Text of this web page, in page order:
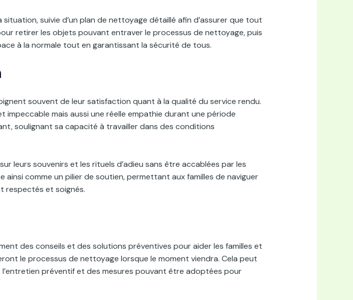
suivie d’un plan de nettoyage détaillé afin d’assurer que tout
retirer les objets pouvant entraver le processus de nettoyage, puis
à la normale tout en garantissant la sécurité de tous.
souvent de leur satisfaction quant à la qualité du service rendu.
mais aussi une réelle empathie durant une période
soulignant sa capacité à travailler dans des conditions
leurs souvenirs et les rituels d’adieu sans être accablées par les
comme un pilier de soutien, permettant aux familles de naviguer
respectés et soignés.
des conseils et des solutions préventives pour aider les familles et
le processus de nettoyage lorsque le moment viendra. Cela peut
préventif et des mesures pouvant être adoptées pour